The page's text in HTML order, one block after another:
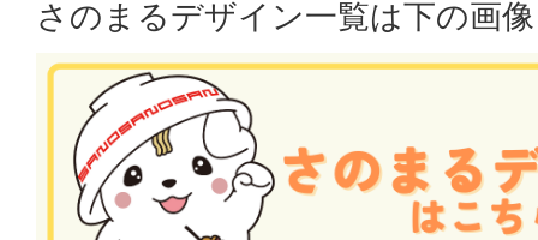
さのまるデザイン一覧は下の画